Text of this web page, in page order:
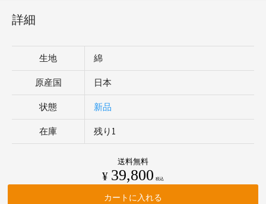
詳細
生地 綿
原産国 日本
状態 新品
在庫 残り1
送料無料
¥ 39,800 税込
カートに入れる